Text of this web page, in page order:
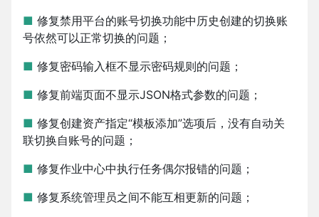
■ 修复禁用平台的账号切换功能中历史创建的切换账
号依然可以正常切换的问题；
■ 修复密码输入框不显示密码规则的问题；
■ 修复前端页面不显示JSON格式参数的问题；
■ 修复创建资产指定“模板添加”选项后，没有自动关
联切换自账号的问题；
■ 修复作业中心中执行任务偶尔报错的问题；
■ 修复系统管理员之间不能互相更新的问题；